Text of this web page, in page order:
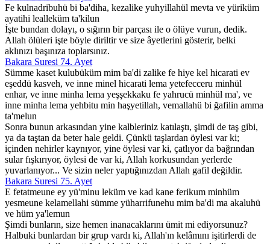
Fe kulnadribuhü bi ba'diha, kezalike yuhyillahül mevta ve yüriküm
ayatihi lealleküm ta'kilun
İşte bundan dolayı, o sığırın bir parçası ile o ölüye vurun, dedik.
Allah ölüleri işte böyle diriltir ve size âyetlerini gösterir, belki
aklınızı başınıza toplarsınız.
Bakara Suresi 74. Ayet
Sümme kaset kulubüküm mim ba'di zalike fe hiye kel hicarati ev
eşeddü kasveh, ve inne minel hicarati lema yetefecceru minhül
enhar, ve inne minha lema yeşşekkaku fe yahrucü minhül ma', ve
inne minha lema yehbitu min haşyetillah, vemallahü bi ğafilin amma
ta'melun
Sonra bunun arkasından yine kalbleriniz katılaştı, şimdi de taş gibi,
ya da taştan da beter hale geldi. Çünkü taşlardan öylesi var ki;
içinden nehirler kaynıyor, yine öylesi var ki, çatlıyor da bağrından
sular fışkırıyor, öylesi de var ki, Allah korkusundan yerlerde
yuvarlanıyor... Ve sizin neler yaptığınızdan Allah gafil değildir.
Bakara Suresi 75. Ayet
E fetatmeune ey yü'minu leküm ve kad kane ferikum minhüm
yesmeune kelamellahi sümme yüharrifunehu mim ba'di ma akaluhü
ve hüm ya'lemun
Şimdi bunların, size hemen inanacaklarını ümit mi ediyorsunuz?
Halbuki bunlardan bir grup vardı ki, Allah'ın kelâmını işitirlerdi de